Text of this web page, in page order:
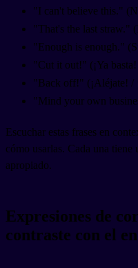
"I can't believe this."
"That's the last straw."
"Enough is enough."
"Cut it out!" (¡Ya basta!
"Back off!" (¡Aléjate! /
"Mind your own
Escuchar estas frases en
cómo usarlas. Cada una
apropiado.
Expresiones de
contraste con el